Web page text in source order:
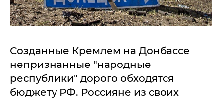
Созданные Кремлем на Донбассе
непризнанные "народные
республики" дорого обходятся
бюджету РФ. Россияне из своих